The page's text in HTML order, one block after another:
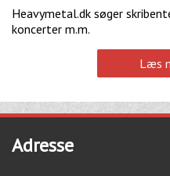
Heavymetal.dk søger
koncerter m.m.
Læs
Adresse